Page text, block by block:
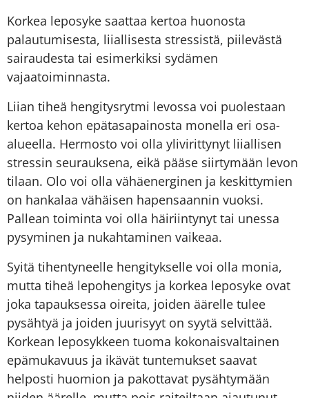
Korkea leposyke saattaa kertoa huonosta
palautumisesta, liiallisesta stressistä, piilevästä
sairaudesta tai esimerkiksi sydämen
vajaatoiminnasta.
Liian tiheä hengitysrytmi levossa voi puolestaan
kertoa kehon epätasapainosta monella eri osa-
alueella. Hermosto voi olla ylivirittynyt liiallisen
stressin seurauksena, eikä pääse siirtymään levon
tilaan. Olo voi olla vähäenerginen ja keskittymien
on hankalaa vähäisen hapensaannin vuoksi.
Pallean toiminta voi olla häiriintynyt tai unessa
pysyminen ja nukahtaminen vaikeaa.
Syitä tihentyneelle hengitykselle voi olla monia,
mutta tiheä lepohengitys ja korkea leposyke ovat
joka tapauksessa oireita, joiden äärelle tulee
pysähtyä ja joiden juurisyyt on syytä selvittää.
Korkean leposykkeen tuoma kokonaisvaltainen
epämukavuus ja ikävät tuntemukset saavat
helposti huomion ja pakottavat pysähtymään